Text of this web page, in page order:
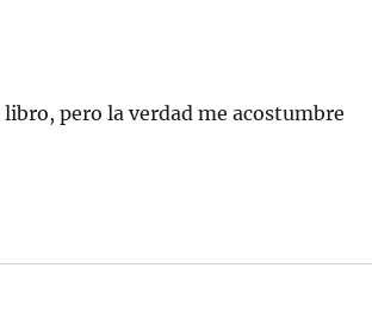
pero la verdad me acostumbre